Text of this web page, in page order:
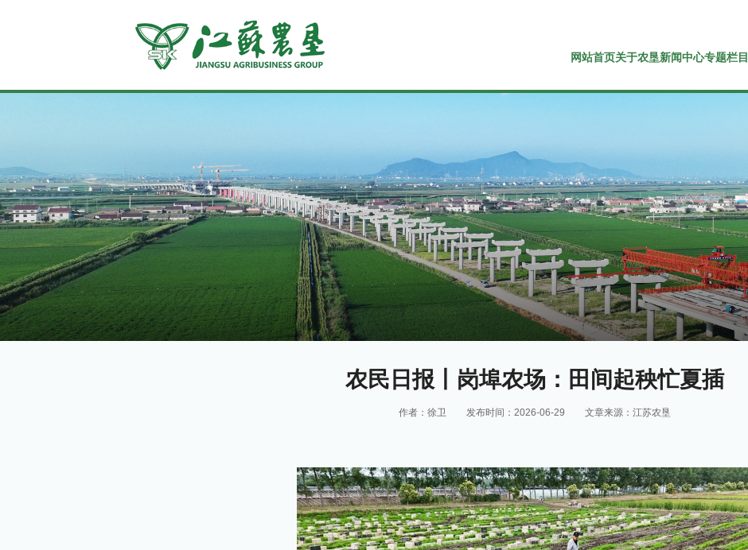
网站首页关于农垦新闻中心专题栏目
农民日报丨岗埠农场：田间起秧忙夏插
作者：徐卫 发布时间：2026-06-29 文章来源：江苏农垦